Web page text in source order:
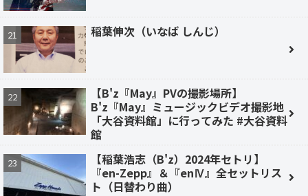
稲葉伸次（いなば しんじ）
【B'z『May』PVの撮影場所】
B'z『May』ミュージックビデオ撮影地
「大谷資料館」に行ってみた #大谷資料
館
【稲葉浩志（B'z）2024年セトリ】
『en-Zepp』＆『enⅣ』全セットリス
ト（日替わり曲）